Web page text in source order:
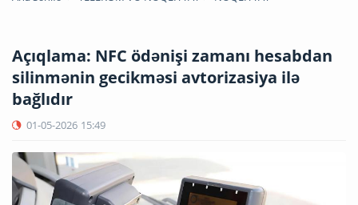
Açıqlama: NFC ödənişi zamanı hesabdan
silinmənin gecikməsi avtorizasiya ilə
bağlıdır
01-05-2026 15:49